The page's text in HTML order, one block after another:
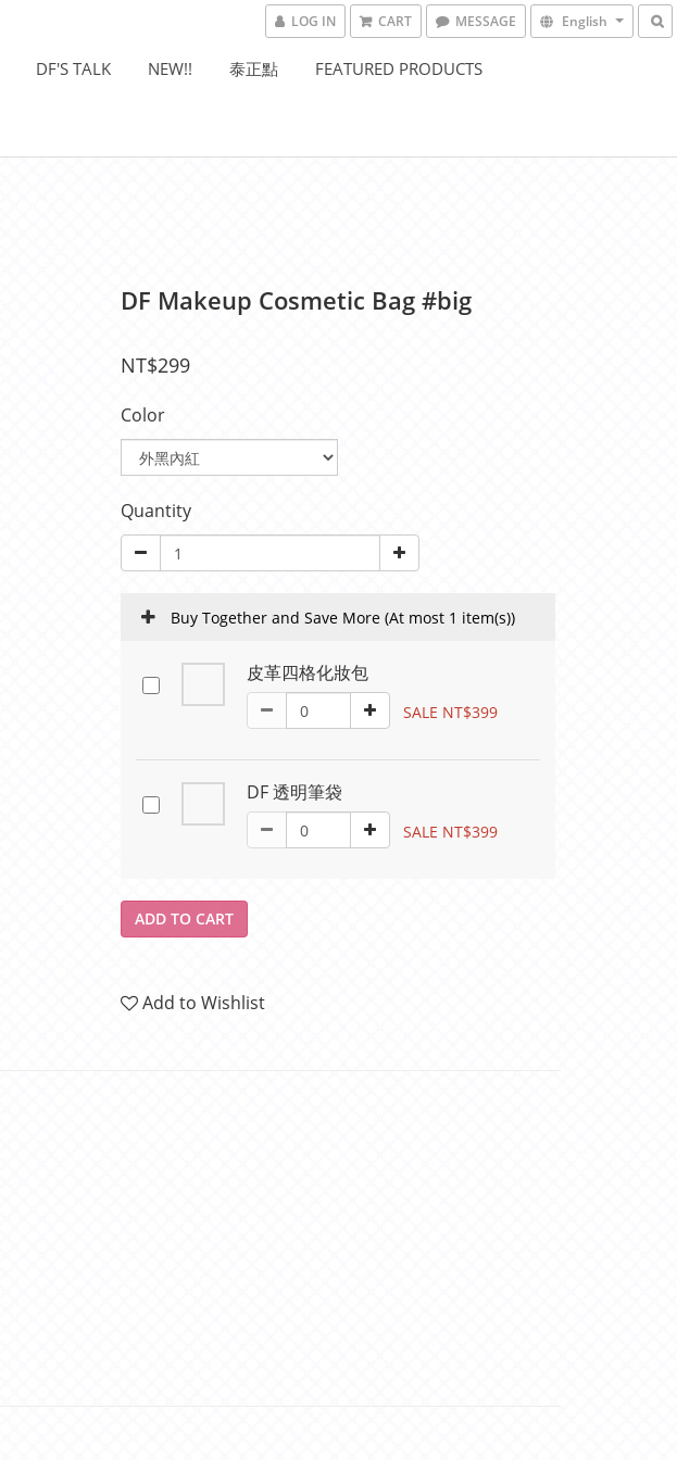
LOG IN CART MESSAGE English
DF'S TALK NEW!! 泰正點
FEATURED PRODUCTS
DF Makeup Cosmetic Bag #big
NT$299
Color
Quantity
Buy Together and Save More (At most 1 item(s))
皮革四格化妝包
SALE NT$399
DF 透明筆袋
SALE NT$399
ADD TO CART
Add to Wishlist